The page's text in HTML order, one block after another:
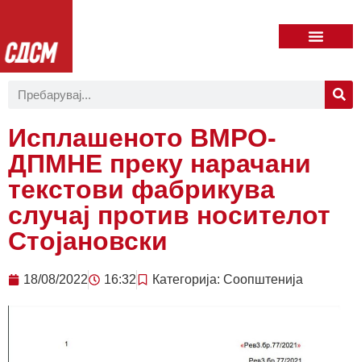
Исплашеното ВМРО-
ДПМНЕ преку нарачани
текстови фабрикува
случај против носителот
Стојановски
18/08/2022 16:32 Категорија: Соопштенија